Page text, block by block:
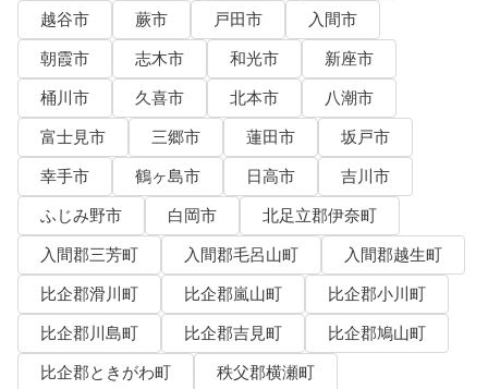
越谷市
蕨市 戸田市
入間市
朝霞市
志木市 和光市
新座市
桶川市
久喜市 北本市
八潮市
富士見市
三郷市 蓮田市
坂戸市
幸手市
鶴ヶ島市 日高市
吉川市
ふじみ野市
白岡市
北足立郡伊奈町
入間郡三芳町
入間郡毛呂山町
入間郡越生町
比企郡滑川町
比企郡嵐山町
比企郡小川町
比企郡川島町
比企郡吉見町
比企郡鳩山町
比企郡ときがわ町
秩父郡横瀬町